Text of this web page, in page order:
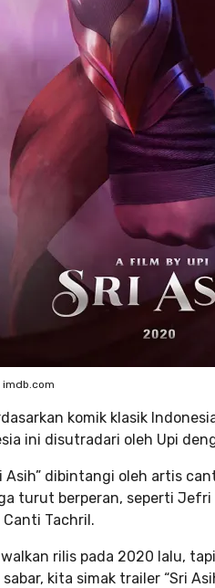
imdb.com
komik klasik
ini disutradari oleh Upi
Asih” dibintangi oleh artis
turut berperan, seperti
Tachril.
rilis pada 2020 lalu,
kita simak trailer “Sri